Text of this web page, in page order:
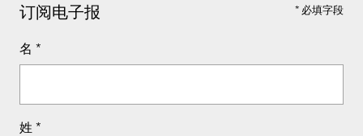
订阅电子报 * 必填字段
名 *
姓 *